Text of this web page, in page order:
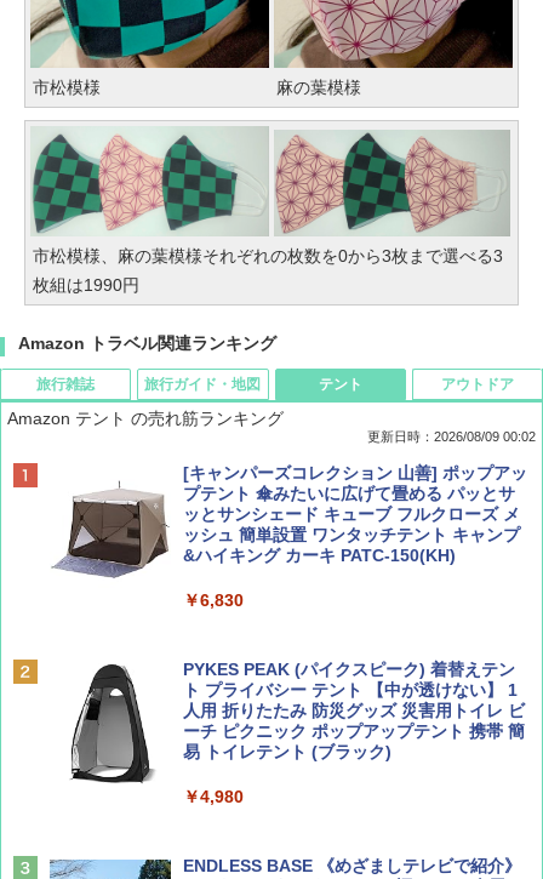
市松模様 麻の葉模様
市松模様、麻の葉模様それぞれの枚数を0から3枚まで選べる3
枚組は1990円
Amazon トラベル関連ランキング
旅行雑誌
BE-PAL(ビ-パル) 2026年 9 月号【特別付録:
SOTO ミニマル"旅"財布 ランダム2種】
￥1,500
￥713
旅行ガイド・地図
D40 地球の歩き方 チェンマイ タイ北部の魅
力的な町 2026～2027 地球の歩き方D アジア
￥2,079
￥2,695
球の歩き方A ヨーロッパ
テント
Amazon テント の売れ筋ランキング
更新日時：2026/08/09 00:02
[キャンパーズコレクション 山善] ポップアッ
プテント 傘みたいに広げて畳める パッとサ
ッとサンシェード キューブ フルクローズ メ
ッシュ 簡単設置 ワンタッチテント キャンプ
&ハイキング カーキ PATC-150(KH)
￥6,830
PYKES PEAK (パイクスピーク) 着替えテン
ト プライバシー テント 【中が透けない】 1
人用 折りたたみ 防災グッズ 災害用トイレ ビ
ーチ ピクニック ポップアップテント 携帯 簡
易 トイレテント (ブラック)
￥4,980
ENDLESS BASE 《めざましテレビで紹介》
アウトドア